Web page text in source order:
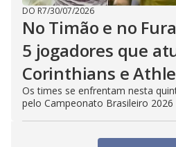
DO R7/30/07/2026
No Timão e no
5 jogadores que
Corinthians e
Os times se enfrentam nesta
pelo Campeonato Brasileiro 2026